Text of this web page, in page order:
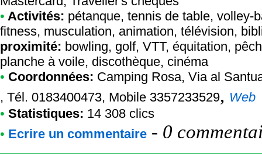
• Activités: pétanque, tennis de table, volley-
fitness, musculation, animation, télévision,
proximité: bowling, golf, VTT, équitation,
planche à voile, discothèque, cinéma
• Coordonnées: Camping Rosa, Via al
, Tél. 0183400473, Mobile 3357233529, Web
• Statistiques: 14 308 clics
• Ecrire un commentaire - 0